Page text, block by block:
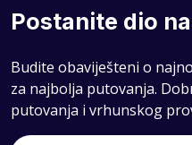
Postanite dio
Budite obaviješteni o
za najbolja putovanja.
putovanja i vrhunskog